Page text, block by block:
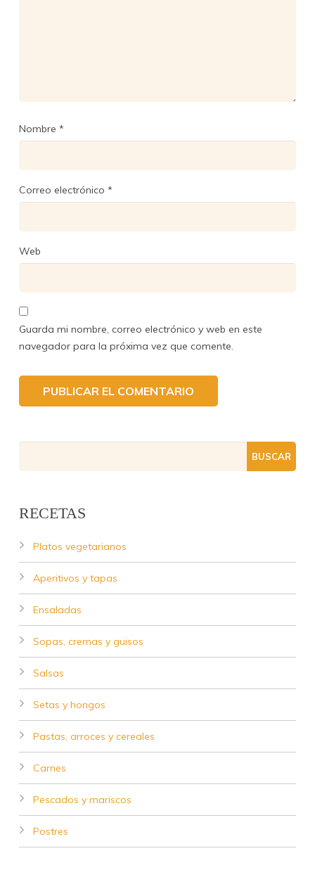
Nombre *
Correo electrónico *
Web
Guarda mi nombre, correo electrónico y web en este
navegador para la próxima vez que comente.
RECETAS
Platos vegetarianos
Aperitivos y tapas
Ensaladas
Sopas, cremas y guisos
Salsas
Setas y hongos
Pastas, arroces y cereales
Carnes
Pescados y mariscos
Postres